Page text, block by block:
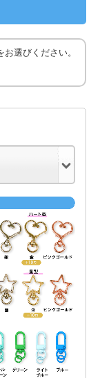
選びください。